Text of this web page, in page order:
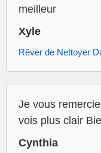
meilleur
Xyle
Rêver de Nettoyer
Je vous
vois plus clair
Cynthia